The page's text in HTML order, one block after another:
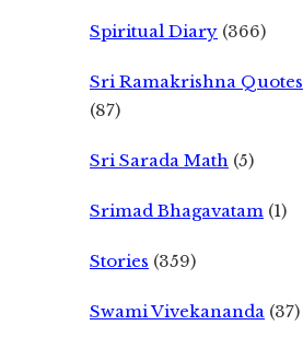
Spiritual Diary (366)
Sri Ramakrishna Quotes
(87)
Sri Sarada Math (5)
Srimad Bhagavatam (1)
Stories (359)
Swami Vivekananda (37)